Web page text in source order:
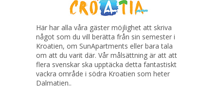
Här har alla våra gäster möjlighet att skriva
något som du vill berätta från sin semester i
Kroatien, om SunApartments eller bara tala
om att du varit där. Vår målsättning är att att
flera svenskar ska upptäcka detta fantastiskt
vackra område i södra Kroatien som heter
Dalmatien..